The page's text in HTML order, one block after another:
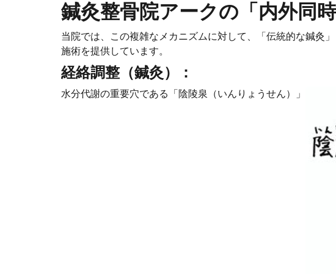
鍼灸整骨院アークの「内外同
当院では、この複雑なメカニズムに対して、「伝統的な鍼灸」
施術を提供しています。
経絡調整（鍼灸）：
水分代謝の重要穴である「陰陵泉（いんりょうせん）」